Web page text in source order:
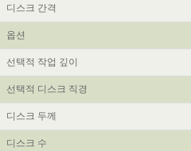
디스크 간격
옵션
선택적 작업 깊이
선택적 디스크 직경
디스크 두께
디스크 수